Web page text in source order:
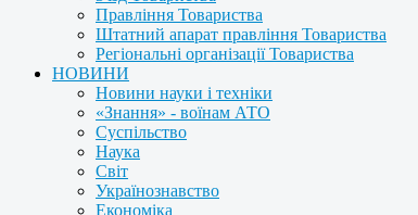
Правління Товариства
Штатний апарат правління Товариства
Регіональні організації Товариства
НОВИНИ
Новини науки і техніки
«Знання» - воїнам АТО
Суспільство
Наука
Світ
Українознавство
Економіка